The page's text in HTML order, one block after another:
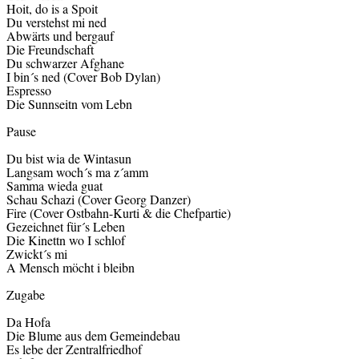
Hoit, do is a Spoit
Du verstehst mi ned
Abwärts und bergauf
Die Freundschaft
Du schwarzer Afghane
I bin´s ned (Cover Bob Dylan)
Espresso
Die Sunnseitn vom Lebn
Pause
Du bist wia de Wintasun
Langsam woch´s ma z´amm
Samma wieda guat
Schau Schazi (Cover Georg Danzer)
Fire (Cover Ostbahn-Kurti & die Chefpartie)
Gezeichnet für´s Leben
Die Kinettn wo I schlof
Zwickt´s mi
A Mensch möcht i bleibn
Zugabe
Da Hofa
Die Blume aus dem Gemeindebau
Es lebe der Zentralfriedhof